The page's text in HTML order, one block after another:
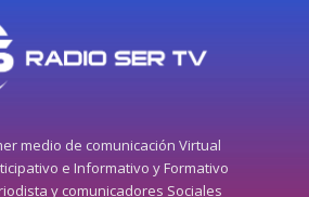
medio de comunicación Virtual
e Informativo y Formativo
y comunicadores Sociales